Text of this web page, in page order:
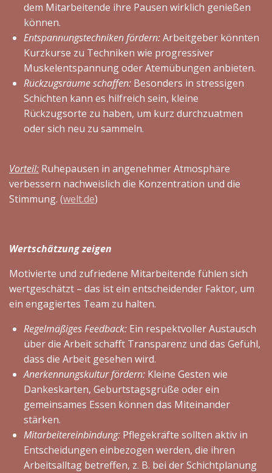
dem Mitarbeitende ihre Pausen wirklich genießen
können.
Entspannungstechniken fördern:Arbeitgeber könnten
Kurzkurse zu Techniken wie progressiver
Muskelentspannung oder Atemübungen anbieten.
Rückzugsräume schaffen: Besonders in stressigen
Schichten kann es hilfreich sein, kleine
Rückzugsorte zu haben, um kurz durchzuatmen
oder sich neu zu sammeln.
Vorteil: Ruhepausen in angenehmer Atmosphäre
verbessern nachweislich die Konzentration und die
Stimmung. (welt.de)
Wertschätzung zeigen
Motivierte und zufriedene Mitarbeitende fühlen sich
wertgeschätzt – das ist ein entscheidender Faktor, um
ein engagiertes Team zu halten.
Regelmäßiges Feedback: Ein respektvoller Austausch
über die Arbeit schafft Transparenz und das Gefühl,
dass die Arbeit gesehen wird.
Anerkennungskultur fördern: Kleine Gesten wie
Dankeskarten, Geburtstagsgrüße oder ein
gemeinsames Essen können das Miteinander
stärken.
Mitarbeitereinbindung: Pflegekräfte sollten aktiv in
Entscheidungen einbezogen werden, die ihren
Arbeitsalltag betreffen, z. B. bei der Schichtplanung